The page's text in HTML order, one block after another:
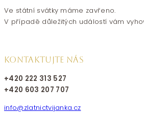
Ve státní svátky máme zavřeno.
V případě důležitých událostí vám
KONTAKTUJTE NÁS
+420 222 313 527
+420 603 207 707
info@zlatnictvijanka.cz